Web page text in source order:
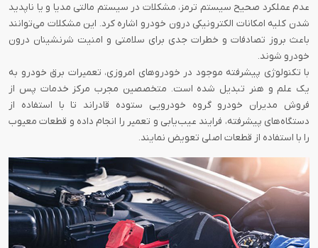
عدم عملکرد صحیح سیستم ترمز، مشکلات در سیستم مالتی مدیا و یا ناپدید
شدن کلیه امکانات الکترونیکی درون خودرو اشاره کرد. این مشکلات می‌توانند
باعث بروز تصادفات و خطرات جدی برای سلامتی و امنیت شرنشینان درون
خودرو شوند.
با تکنولوژی پیشرفته موجود در خودرو‌های امروزی، تعمیرات برق خودرو به
یک علم و هنر تبدیل شده است. متخصصین مجرب مرکز خدمات پس از
فروش مدیران خودرو گروه خودرویی ستوده قادر‌اند تا با استفاده از
دستگاه‌های پیشرفته، فرایند عیب‌یابی و تعمیر را انجام داده و قطعات معیوب
را با استفاده از قطعات اصلی تعویض نمایند.